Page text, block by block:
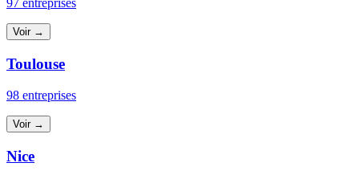
97 entreprises
Voir →
Toulouse
98 entreprises
Voir →
Nice